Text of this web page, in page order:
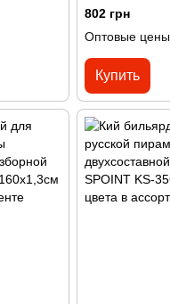
802 грн
Оптовые цены
Купить